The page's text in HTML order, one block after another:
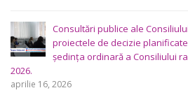
Consultări publice ale
proiectele de decizie
ședința ordinară a Consiliului
2026.
aprilie 16, 2026